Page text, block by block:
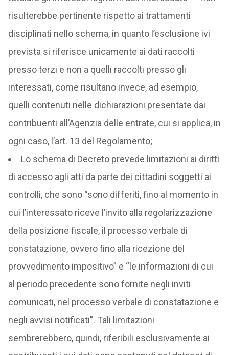
risulterebbe pertinente rispetto ai trattamenti
disciplinati nello schema, in quanto l’esclusione ivi
prevista si riferisce unicamente ai dati raccolti
presso terzi e non a quelli raccolti presso gli
interessati, come risultano invece, ad esempio,
quelli contenuti nelle dichiarazioni presentate dai
contribuenti all’Agenzia delle entrate, cui si applica, in
ogni caso, l’art. 13 del Regolamento;
Lo schema di Decreto prevede limitazioni ai diritti
di accesso agli atti da parte dei cittadini soggetti ai
controlli, che sono “sono differiti, fino al momento in
cui l’interessato riceve l’invito alla regolarizzazione
della posizione fiscale, il processo verbale di
constatazione, ovvero fino alla ricezione del
provvedimento impositivo” e “le informazioni di cui
al periodo precedente sono fornite negli inviti
comunicati, nel processo verbale di constatazione e
negli avvisi notificati”. Tali limitazioni
sembrerebbero, quindi, riferibili esclusivamente ai